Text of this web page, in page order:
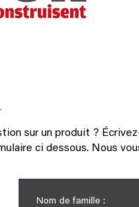
sur un produit ?
ci dessous. Nous